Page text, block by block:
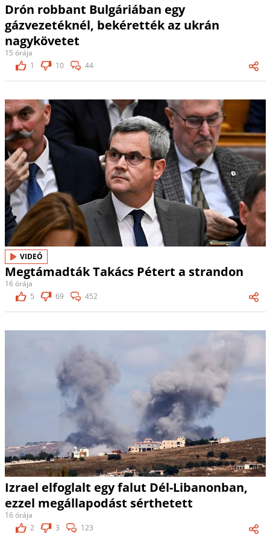
Drón robbant Bulgáriában egy
gázvezetéknél, bekérették az ukrán
nagykövetet
15 órája
1
10 44
VIDEÓ
Megtámadták Takács Pétert a strandon
16 órája
5
69 452
Izrael elfoglalt egy falut Dél-Libanonban,
ezzel megállapodást sérthetett
16 órája
2
3 123